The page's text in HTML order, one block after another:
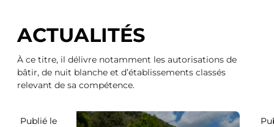
ACTUALITÉS
À ce titre, il délivre notamment les autorisations de
bâtir, de nuit blanche et d’établissements classés
relevant de sa compétence.
Publié le